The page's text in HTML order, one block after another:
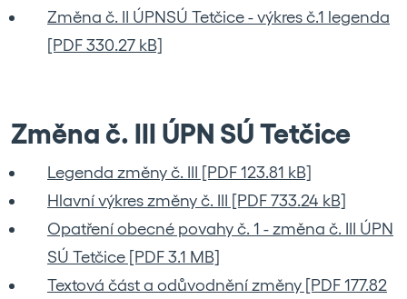
Změna č. II ÚPNSÚ Tetčice - výkres č.1 legenda
[PDF 330.27 kB]
Změna č. III ÚPN SÚ Tetčice
Legenda změny č. III [PDF 123.81 kB]
Hlavní výkres změny č. III [PDF 733.24 kB]
Opatření obecné povahy č. 1 - změna č. III ÚPN
SÚ Tetčice [PDF 3.1 MB]
Textová část a odůvodnění změny [PDF 177.82